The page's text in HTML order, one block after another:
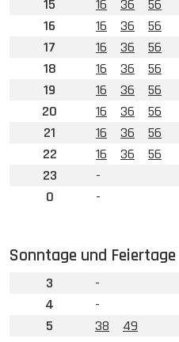
15
16 36
56
16
16 36
56
17
16 36
56
18
16 36
56
19
16 36
56
20
16 36
56
21
16 36
56
22
16 36
56
23
-
0
-
Sonntage und Feiertage
3
-
4
-
5
38
49